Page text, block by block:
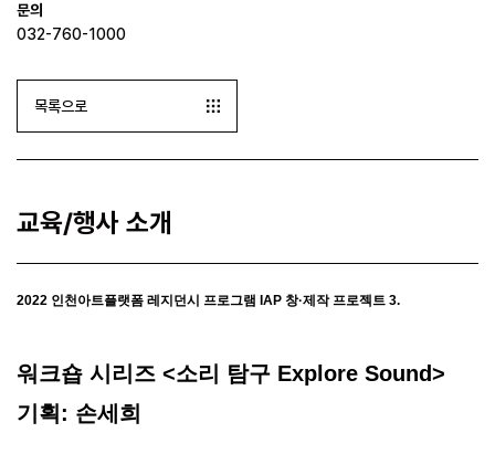
문의
032-760-1000
목록으로
교육/행사 소개
2022 인천아트플랫폼 레지던시 프로그램 IAP 창·제작 프로젝트 3.
워크숍 시리즈 <소리 탐구 Explore Sound>
기획 : 손세희